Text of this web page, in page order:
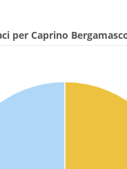
per Caprino